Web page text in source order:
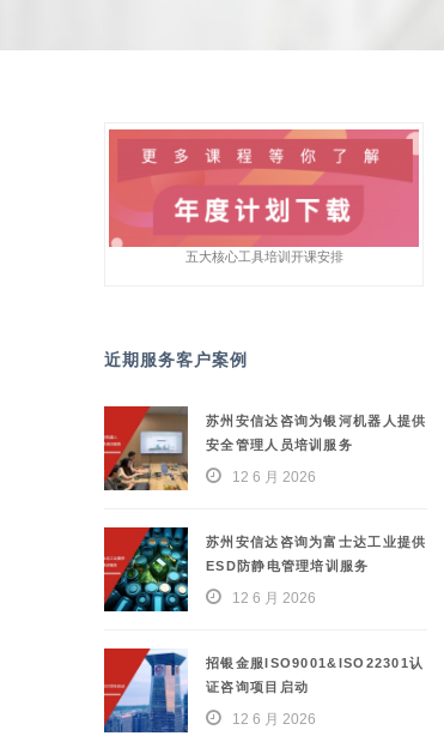
五大核心工具培训开课安排
近期服务客户案例
苏州安信达咨询为银河机器人提供
安全管理人员培训服务
12 6 月 2026
苏州安信达咨询为富士达工业提供
ESD防静电管理培训服务
12 6 月 2026
招银金服ISO9001&ISO22301认
证咨询项目启动
12 6 月 2026